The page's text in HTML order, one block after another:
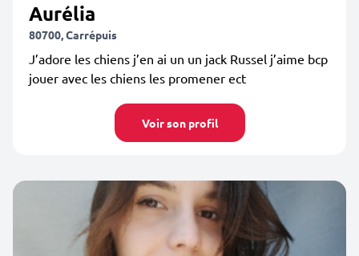
Aurélia
80700, Carrépuis
J’adore les chiens j’en ai un un jack Russel j’aime bcp
jouer avec les chiens les promener ect
Voir son profil